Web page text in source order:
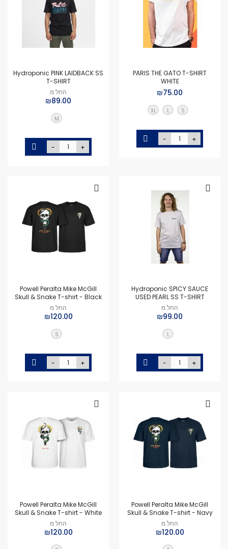
PARIS THE GATO T-SHIRT
WHITE
₪75.00
S
L
XL
- +
Hydroponic PINK LAIDBACK SS
T-SHIRT
החל מ
₪89.00
M
- +
Hydroponic SPICY SAUCE
USED PEARL SS T-SHIRT
החל מ
₪99.00
L
- +
Powell Peralta Mike McGill
Skull & Snake T-shirt - Black
החל מ
₪120.00
S
- +
Powell Peralta Mike McGill
Skull & Snake T-shirt - Navy
החל מ
₪120.00
Powell Peralta Mike McGill
Skull & Snake T-shirt - White
החל מ
₪120.00